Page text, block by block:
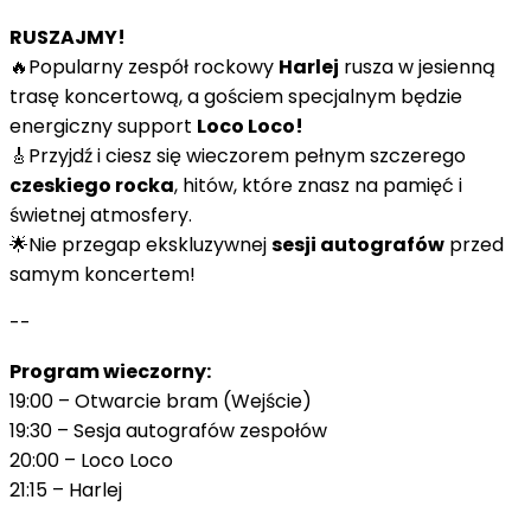
RUSZAJMY!
🔥Popularny zespół rockowy Harlej rusza w jesienną
trasę koncertową, a gościem specjalnym będzie
energiczny support Loco Loco!
🎸Przyjdź i ciesz się wieczorem pełnym szczerego
czeskiego rocka, hitów, które znasz na pamięć i
świetnej atmosfery.
🌟Nie przegap ekskluzywnejsesji autografów przed
samym koncertem!
--
Program wieczorny:
19:00 – Otwarcie bram (Wejście)
19:30 – Sesja autografów zespołów
20:00 – Loco Loco
21:15 – Harlej